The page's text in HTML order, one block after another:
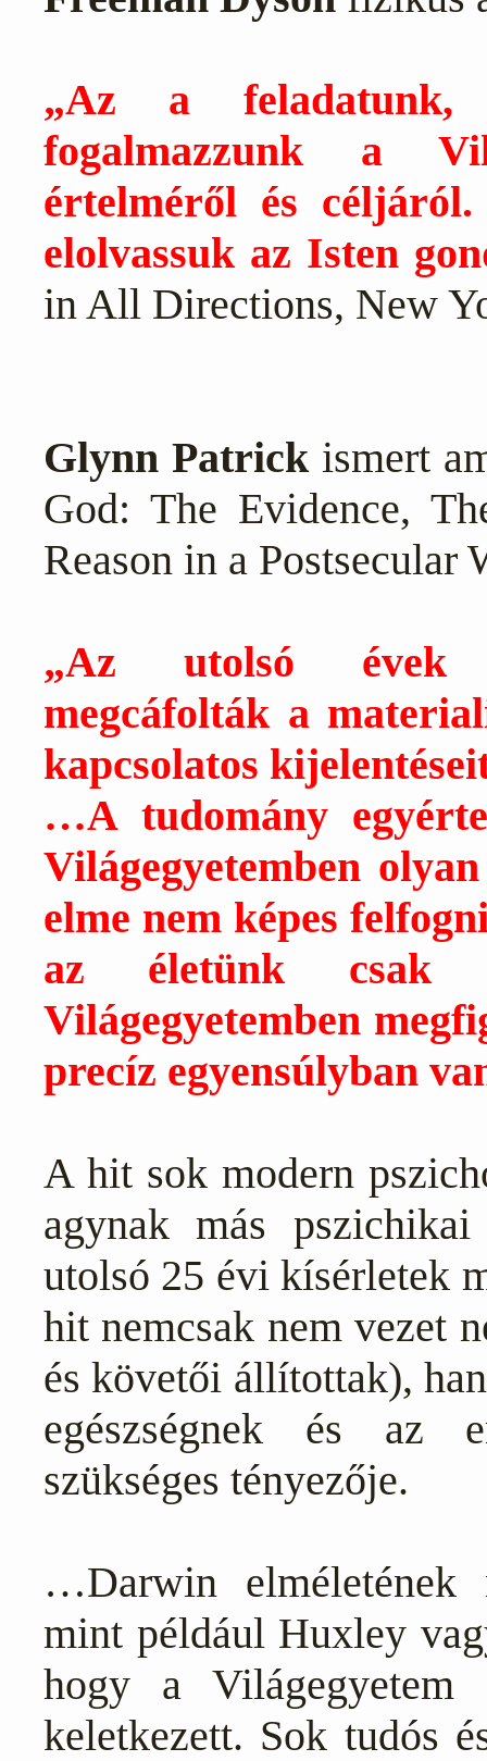
„Az a feladatunk,
fogalmazzunk a
értelméről és
elolvassuk az Isten
in All Directions, New
Glynn Patrickismert
God: The Evidence,
Reason in a Postsecular
„Az utolsó évek
megcáfolták a
kapcsolatos
…A tudomány
Világegyetemben
elme nem képes
az életünk
Világegyetemben
precíz egyensúlyban
A hit sok modern
agynak más
utolsó 25 évi kísérletek
hit nemcsak nem vezet
és követői állítottak),
egészségnek és az
szükséges tényezője.
…Darwin elméletének
mint például Huxley
hogy a
keletkezett. Sok tudós